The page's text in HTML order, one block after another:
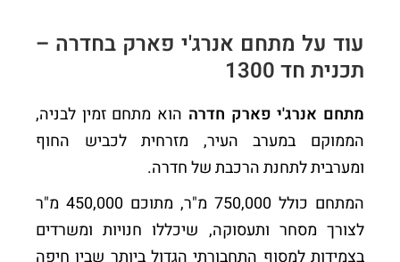
עוד על מתחם אנרג'י פארק בחדרה –
תכנית חד 1300
מתחם אנרג'י פארק חדרה הוא מתחם זמין לבניה,
הממוקם במערב העיר, מזרחית לכביש החוף
ומערבית לתחנת הרכבת של חדרה.
המתחם כולל 750,000 מ"ר, מתוכם 450,000 מ"ר
לצורך מסחר ותעסוקה, שיכללו חנויות ומשרדים
בצמידות למסוף התחבורתי הגדול ביותר שבין חיפה